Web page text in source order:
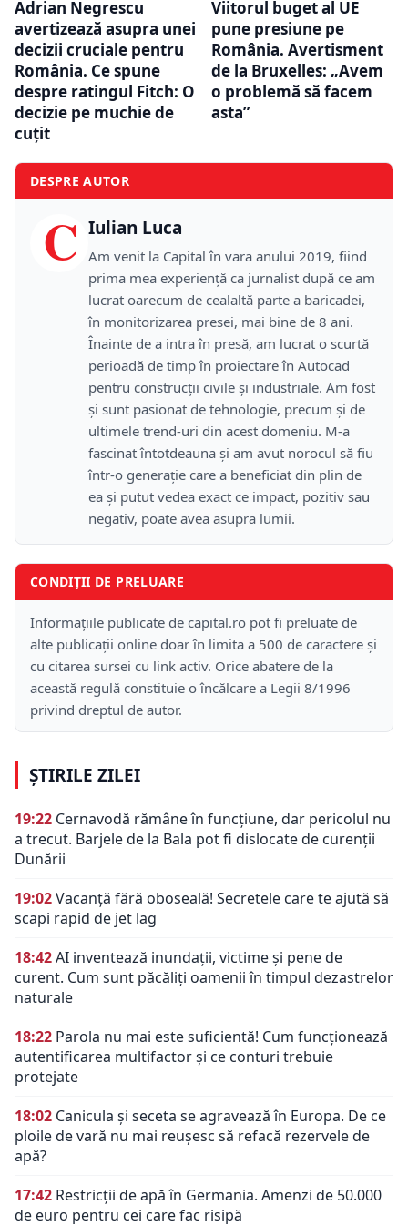
Adrian Negrescu
avertizează asupra unei
decizii cruciale pentru
România. Ce spune
despre ratingul Fitch: O
decizie pe muchie de
cuțit
Viitorul buget al UE
pune presiune pe
România. Avertisment
de la Bruxelles: „Avem
o problemă să facem
asta”
DESPRE AUTOR
C Iulian Luca
Am venit la Capital în vara anului 2019, fiind
prima mea experiență ca jurnalist după ce am
lucrat oarecum de cealaltă parte a baricadei,
în monitorizarea presei, mai bine de 8 ani.
Înainte de a intra în presă, am lucrat o scurtă
perioadă de timp în proiectare în Autocad
pentru construcții civile și industriale. Am fost
și sunt pasionat de tehnologie, precum și de
ultimele trend-uri din acest domeniu. M-a
fascinat întotdeauna și am avut norocul să fiu
într-o generație care a beneficiat din plin de
ea și putut vedea exact ce impact, pozitiv sau
negativ, poate avea asupra lumii.
CONDIȚII DE PRELUARE
Informațiile publicate de capital.ro pot fi preluate de
alte publicații online doar în limita a 500 de caractere și
cu citarea sursei cu link activ. Orice abatere de la
această regulă constituie o încălcare a Legii 8/1996
privind dreptul de autor.
ȘTIRILE ZILEI
19:22 Cernavodă rămâne în funcțiune, dar pericolul nu
a trecut. Barjele de la Bala pot fi dislocate de curenții
Dunării
19:02Vacanță fără oboseală! Secretele care te ajută să
scapi rapid de jet lag
18:42AI inventează inundații, victime și pene de
curent. Cum sunt păcăliți oamenii în timpul dezastrelor
naturale
18:22 Parola nu mai este suficientă! Cum funcționează
autentificarea multifactor și ce conturi trebuie
protejate
18:02 Canicula și seceta se agravează în Europa. De ce
ploile de vară nu mai reușesc să refacă rezervele de
apă?
17:42 Restricții de apă în Germania. Amenzi de 50.000
de euro pentru cei care fac risipă